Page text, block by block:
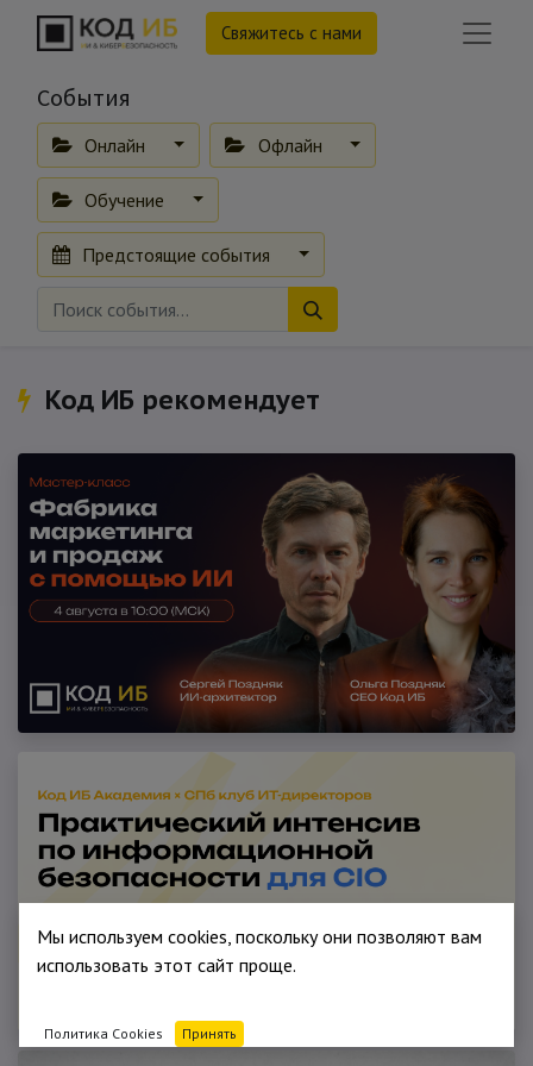
Свяжитесь с нами
События
Онлайн Офлайн
Обучение
Предстоящие события
Код ИБ рекомендует
Мы используем cookies, поскольку они позволяют вам
использовать этот сайт проще.
Политика Cookies Принять